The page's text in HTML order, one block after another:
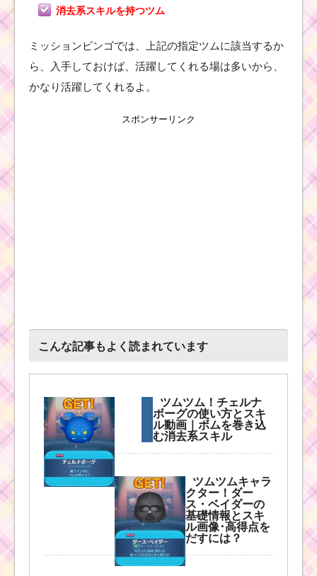
サの基礎情報！
スキル発動画像･
高得点･コインを
めのキャラクターたち
ツムツム7月海賊
のお宝探しイベ
ント4枚目のミッ
ション内容と攻
略
ツムツムキャラクタ
ー！メーターの基礎情
報とスキル画像･高得点
をだすには？
消去系スキルを持つツム
ミッションビンゴでは、上記の指定ツムに該当するか
ら、入手しておけば、活躍してくれる場は多いから、
かなり活躍してくれるよ。
スポンサーリンク
こんな記事もよく読まれています
ツムツム！チェルナ
ボーグの使い方とスキ
ル動画｜ボムを巻き込
む消去系スキル
ツムツムキャラ
クター！ダー
ス・ベイダーの
基礎情報とスキ
ル画像･高得点を
だすには？